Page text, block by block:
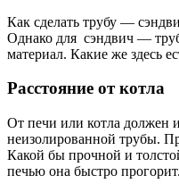
Как сделать трубу —
Однако для сэндвич —
материал. Какие же здесь
Расстояние от котла
От печи или котла должен
неизолированной трубы.
Какой бы прочной и
печью она быстро прогорит.